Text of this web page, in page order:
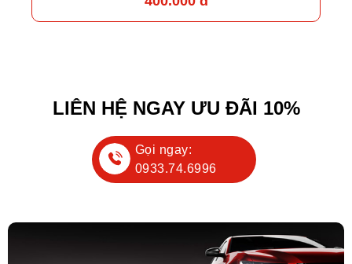
LIÊN HỆ NGAY ƯU ĐÃI 10%
Gọi ngay:
0933.74.6996